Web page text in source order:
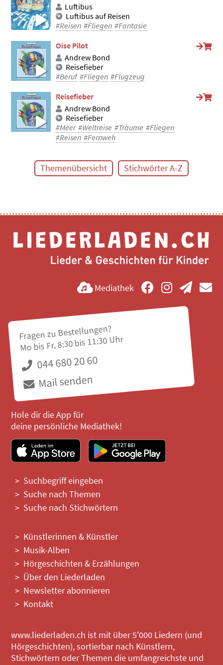
Luftibus
Luftibus auf Reisen
#Reisen #Fliegen #Fantasie
Oise Pilot
Andrew Bond
Reisefieber
#Beruf #Fliegen #Flugzeug
Reisefieber
Andrew Bond
Reisefieber
#Meer #Weltreise #Träume #Fliegen
#Reisen #Fernweh
Themenübersicht Stichwörter A-Z
Mediathek
Fragen zu Bestellungen?
Mo bis Fr, 8:30 bis 11:30 Uhr
044 680 20 60
Mail senden
Hole dir die App für
deine persönliche Mediathek!
Suchbegriff eingeben
Suche nach Themen
Suche nach Stichwörtern
Künstlerinnen & Künstler
Musik-Alben
Hörgeschichten & Erzählungen
Über den Liederladen
Newsletter abonnieren
Kontakt
www.liederladen.ch ist mit über 5'000 Liedern (und
Hörgeschichten), sortierbar nach Künstlern,
Stichwörtern oder Themen die umfangreichste und